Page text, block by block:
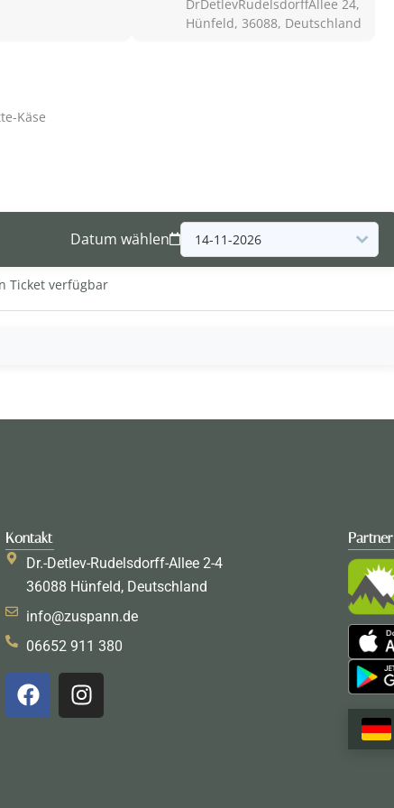
DrDetlevRudelsdorffAllee 24,
Hünfeld, 36088, Deutschland
Käse
Datum wählen
Ticket verfügbar
Kontakt
Dr.-Detlev-Rudelsdorff-Allee 2-4
36088 Hünfeld, Deutschland
info@zuspann.de
06652 911 380
F
a
c
I
n
s
Partner